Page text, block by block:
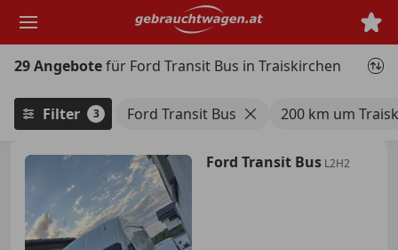
Hauptinhalt
29 Angebotefür Ford Transit Bus in Traiskirchen
Filter 3 Ford Transit Bus 200 km um
Ford Transit Bus L2H2